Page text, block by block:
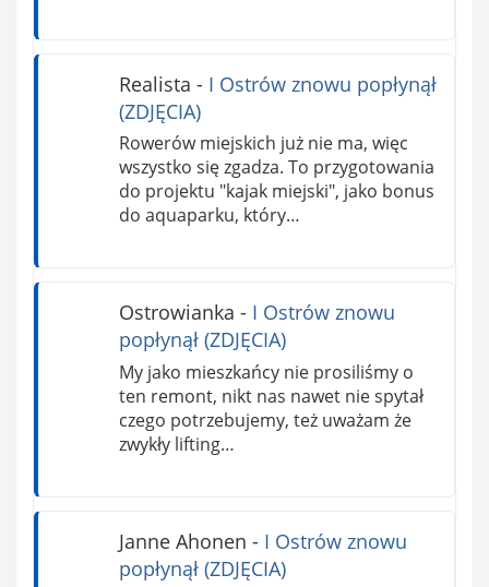
Realista - I Ostrów znowu popłynął
(ZDJĘCIA)
Rowerów miejskich już nie ma, więc
wszystko się zgadza. To przygotowania
do projektu "kajak miejski", jako bonus
do aquaparku, który…
Ostrowianka - I Ostrów znowu
popłynął (ZDJĘCIA)
My jako mieszkańcy nie prosiliśmy o
ten remont, nikt nas nawet nie spytał
czego potrzebujemy, też uważam że
zwykły lifting…
Janne Ahonen - I Ostrów znowu
popłynął (ZDJĘCIA)